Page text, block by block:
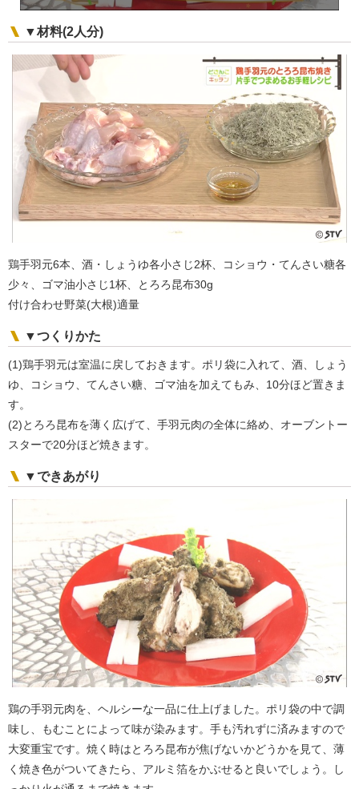
▼材料(2人分)
鶏手羽元6本、酒・しょうゆ各小さじ2杯、コショウ・てんさい糖各
少々、ゴマ油小さじ1杯、とろろ昆布30g
付け合わせ野菜(大根)適量
▼つくりかた
(1)鶏手羽元は室温に戻しておきます。ポリ袋に入れて、酒、しょう
ゆ、コショウ、てんさい糖、ゴマ油を加えてもみ、10分ほど置きま
す。
(2)とろろ昆布を薄く広げて、手羽元肉の全体に絡め、オーブントー
スターで20分ほど焼きます。
▼できあがり
鶏の手羽元肉を、ヘルシーな一品に仕上げました。ポリ袋の中で調
味し、もむことによって味が染みます。手も汚れずに済みますので
大変重宝です。焼く時はとろろ昆布が焦げないかどうかを見て、薄
く焼き色がついてきたら、アルミ箔をかぶせると良いでしょう。し